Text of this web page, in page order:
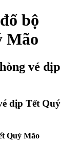
bộ
Mão
vé dịp
dịp Tết Quý
Quý Mão